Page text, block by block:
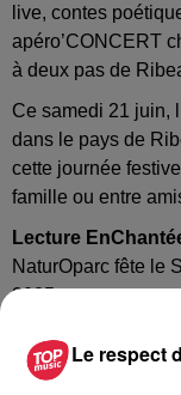
live, contes
apéro’CONCERT
à deux pas de
Ce samedi 21 juin,
dans le pays de
cette journée
famille ou entre
Lecture
NaturOparc fête le
2025
Plongez dans
la petite fée de la
Une note
Le respect